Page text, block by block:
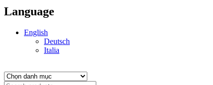
Language
English
Deutsch
Italia